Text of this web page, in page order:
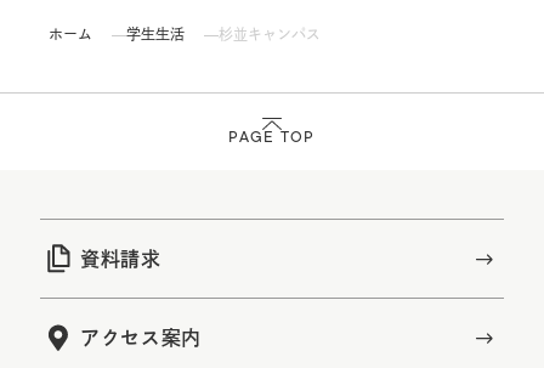
ホーム 学生生活 杉並キャンパス
PAGE TOP
資料請求
アクセス案内